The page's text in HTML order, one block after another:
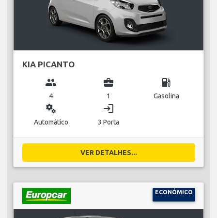
KIA PICANTO
group
4
business_center
1
local_gas_station
Gasolina
miscellaneous_services
Automático
login
3 Porta
VER DETALHES...
ECONÓMICO